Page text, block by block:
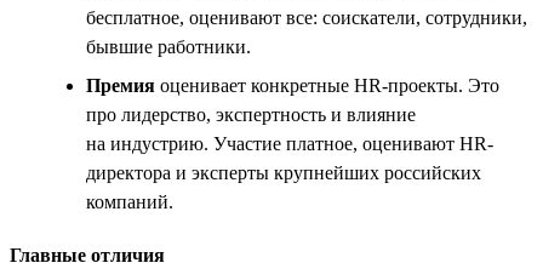
бесплатное, оценивают все: соискатели, сотрудники,
бывшие работники.
Премия оценивает конкретные HR-проекты. Это
про лидерство, экспертность и влияние
на индустрию. Участие платное, оценивают HR-
директора и эксперты крупнейших российских
компаний.
Главные отличия